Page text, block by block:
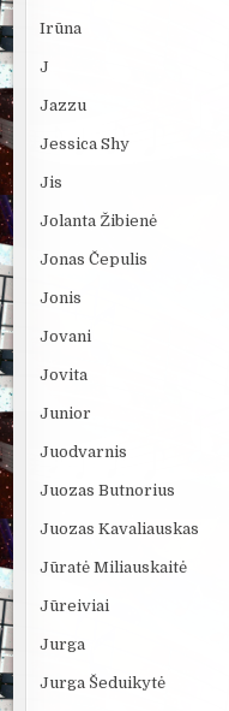
Irūna
J
Jazzu
Jessica Shy
Jis
Jolanta Žibienė
Jonas Čepulis
Jonis
Jovani
Jovita
Junior
Juodvarnis
Juozas Butnorius
Juozas Kavaliauskas
Jūratė Miliauskaitė
Jūreiviai
Jurga
Jurga Šeduikytė